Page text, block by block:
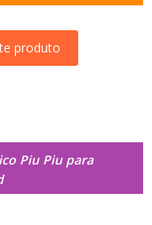
produto
Piu Piu para